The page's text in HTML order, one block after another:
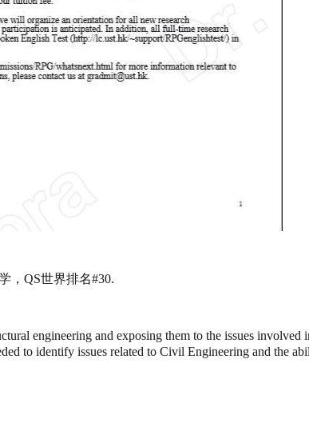
，QS世界排名#30.
engineering and exposing them to the issues involved
to identify issues related to Civil Engineering and the